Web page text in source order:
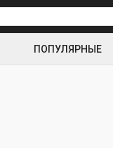
ПОПУЛЯРНЫЕ